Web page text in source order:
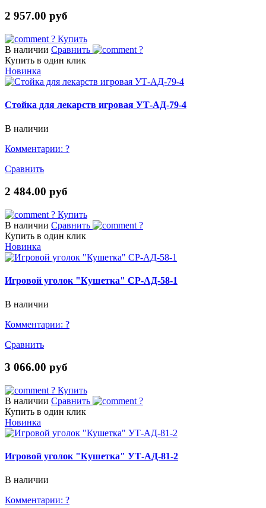
2 957.00 руб
? Купить
В наличии Сравнить
?
Купить в один клик
Новинка
Стойка для лекарств игровая УТ-АД-79-4
В наличии
Комментарии: ?
Сравнить
2 484.00 руб
? Купить
В наличии Сравнить
?
Купить в один клик
Новинка
Игровой уголок "Кушетка" СР-АД-58-1
В наличии
Комментарии: ?
Сравнить
3 066.00 руб
? Купить
В наличии Сравнить
?
Купить в один клик
Новинка
Игровой уголок "Кушетка" УТ-АД-81-2
В наличии
Комментарии: ?